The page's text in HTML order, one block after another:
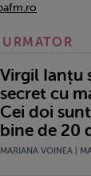
Virgil Ianțu
secret cu
Cei doi
bine de 20
MARIANA VOINEA |